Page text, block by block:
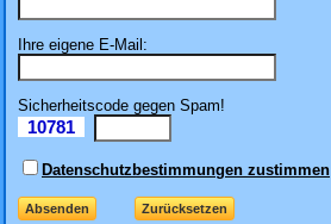
Ihre eigene E-Mail:
Sicherheitscode gegen Spam!
10781
Datenschutzbestimmungen zustimmen